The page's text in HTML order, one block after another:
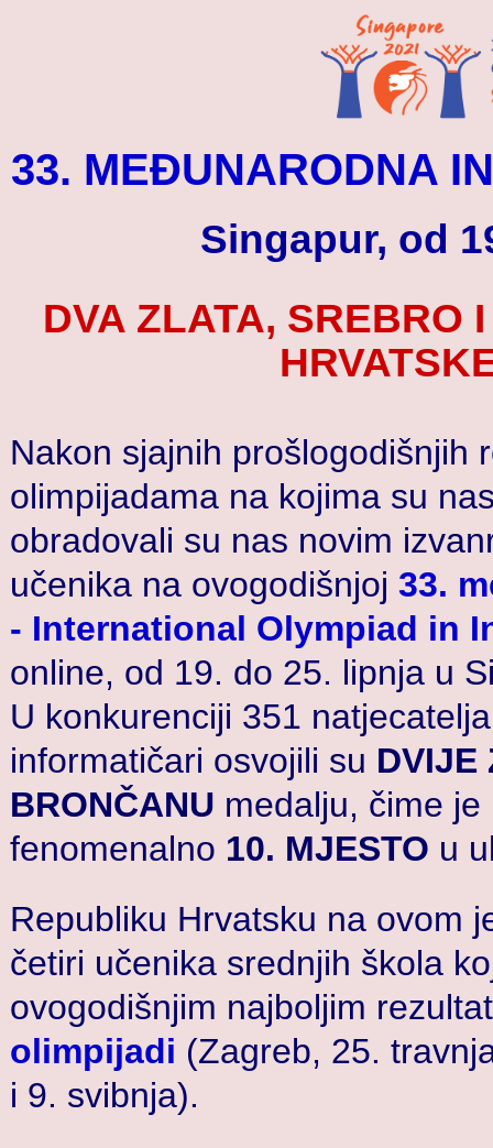
33. MEĐUNARODNA
Singapur, od
DVA ZLATA, SREBRO
Nakon sjajnih prošlogodišnjih
olimpijadama na kojima su
obradovali su nas novim
učenika na ovogodišnjoj 33.
- International Olympiad in
online, od 19. do 25. lipnja u
U konkurenciji 351
informatičari osvojili su DVIJE
BRONČANU medalju, čime
fenomenalno 10. MJESTO u
Republiku Hrvatsku na ovom
četiri učenika srednjih škola
ovogodišnjim najboljim
olimpijadi (Zagreb, 25.
i 9. svibnja).